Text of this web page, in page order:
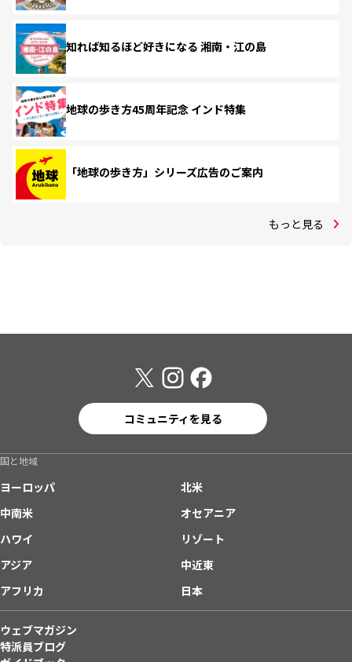
知れば知るほど好きになる 湘南・江の島
地球の歩き方45周年記念 インド特集
「地球の歩き方」シリーズ広告のご案内
もっと見る
コミュニティを見る
国と地域
ヨーロッパ
北米
中南米
オセアニア
ハワイ
リゾート
アジア
中近東
アフリカ
日本
ウェブマガジン
特派員ブログ